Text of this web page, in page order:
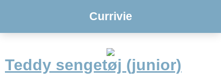
Currivie
Teddy sengetøj (junior)